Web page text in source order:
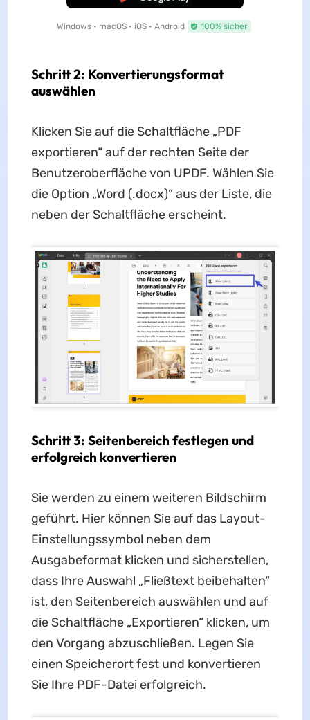
Windows • macOS • iOS • Android 100% sicher
Schritt 2: Konvertierungsformat
auswählen
Klicken Sie auf die Schaltfläche „PDF
exportieren“ auf der rechten Seite der
Benutzeroberfläche von UPDF. Wählen Sie
die Option „Word (.docx)“ aus der Liste, die
neben der Schaltfläche erscheint.
Schritt 3: Seitenbereich festlegen und
erfolgreich konvertieren
Sie werden zu einem weiteren Bildschirm
geführt. Hier können Sie auf das Layout-
Einstellungssymbol neben dem
Ausgabeformat klicken und sicherstellen,
dass Ihre Auswahl „Fließtext beibehalten“
ist, den Seitenbereich auswählen und auf
die Schaltfläche „Exportieren“ klicken, um
den Vorgang abzuschließen. Legen Sie
einen Speicherort fest und konvertieren
Sie Ihre PDF-Datei erfolgreich.